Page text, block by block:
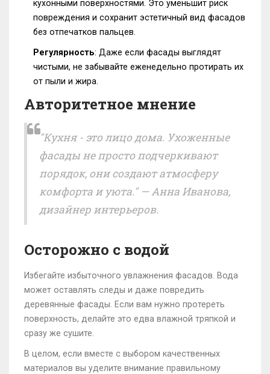
кухонными поверхностями. Это уменьшит риск
повреждения и сохранит эстетичный вид фасадов
без отпечатков пальцев.
Регулярность: Даже если фасады выглядят
чистыми, не забывайте еженедельно протирать их
от пыли и жира.
Авторитетное мнение
"Кухня - это лицо дома. Ухоженные
фасады не просто подчеркивают
порядок, они создают атмосферу
комфорта и уюта." —Анна Иванова,
дизайнер интерьеров.
Осторожно с водой
Избегайте избыточного увлажнения фасадов. Вода
может оставлять следы и даже повредить
деревянные фасады. Если вам нужно протереть
поверхность, делайте это едва влажной тряпкой и
сразу же сушите.
В целом, если вместе с выбором качественных
материалов вы уделите внимание правильному